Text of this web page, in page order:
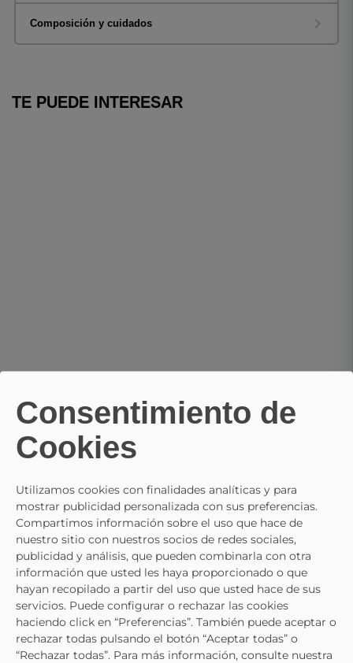
Composición y cuidados
TE PUEDE INTERESAR
PABLOSKY
Zapatillas Barefoot PABLOSKY 981020 Azul Marino
33,95 €
Consentimiento de
Cookies
Utilizamos cookies con finalidades analíticas y para
mostrar publicidad personalizada con sus preferencias.
Compartimos información sobre el uso que hace de
nuestro sitio con nuestros socios de redes sociales,
publicidad y análisis, que pueden combinarla con otra
información que usted les haya proporcionado o que
hayan recopilado a partir del uso que usted hace de sus
servicios. Puede configurar o rechazar las cookies
haciendo click en “Preferencias”. También puede aceptar o
rechazar todas pulsando el botón “Aceptar todas” o
“Rechazar todas”. Para más información, consulte nuestra